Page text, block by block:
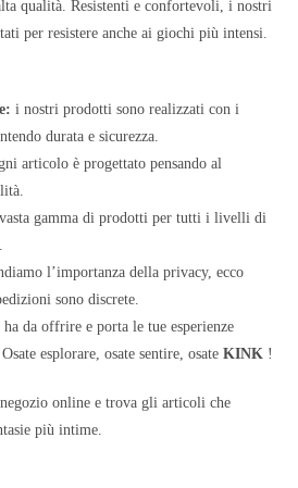
qualità. Resistenti e confortevoli, i nostri
per resistere anche ai giochi più intensi.
i nostri prodotti sono realizzati con i
durata e sicurezza.
articolo è progettato pensando al
gamma di prodotti per tutti i livelli di
l’importanza della privacy, ecco
sono discrete.
ha da offrire e porta le tue esperienze
esplorare, osate sentire, osateKINK !
online e trova gli articoli che
più intime.